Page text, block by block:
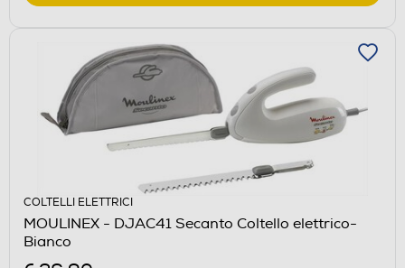
COLTELLI ELETTRICI
MOULINEX - DJAC41 Secanto Coltello elettrico-
Bianco